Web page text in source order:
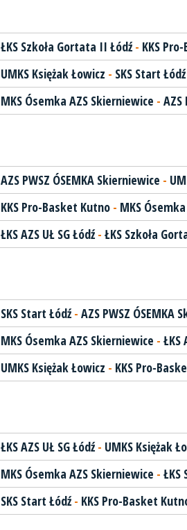
ŁKS Szkoła Gortata II Łódź- KKS
UMKS Księżak Łowicz - SKS Start Łódź
MKS Ósemka AZS Skierniewice - AZS
AZS PWSZ ÓSEMKA Skierniewice -
KKS Pro-Basket Kutno - MKS
ŁKS AZS UŁ SG Łódź- ŁKS Szkoła
SKS Start Łódź- AZS PWSZ ÓSEMKA
MKS Ósemka AZS Skierniewice - ŁKS
UMKS Księżak Łowicz - KKS Pro-
ŁKS AZS UŁ SG Łódź- UMKS Księżak
MKS Ósemka AZS Skierniewice - ŁKS
SKS Start Łódź- KKS Pro-Basket